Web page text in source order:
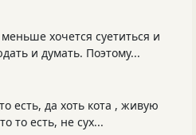
хочется суетиться и
и думать. Поэтому...
есть, да хоть кота , живую
то есть, не сух...